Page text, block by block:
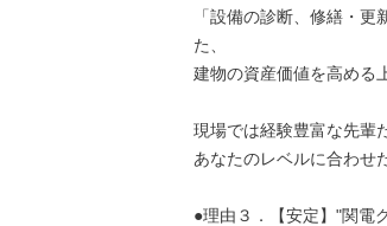
「設備の診断、修繕・
た、
建物の資産価値を高める
現場では経験豊富な先輩
あなたのレベルに合わせ
●理由３．【安定】"関電